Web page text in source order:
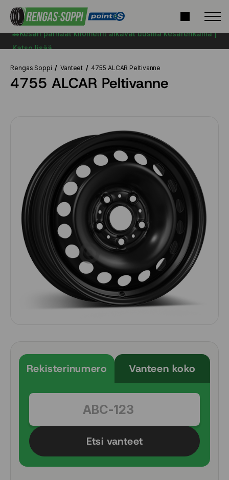
🚗Kesän parhaat kilometrit alkavat uusilla kesärenkailla |
Katso lisää
Rengas Soppi Vanteet 4755 ALCAR Peltivanne
4755 ALCAR Peltivanne
Rekisterinumero Vanteen koko
Etsi vanteet